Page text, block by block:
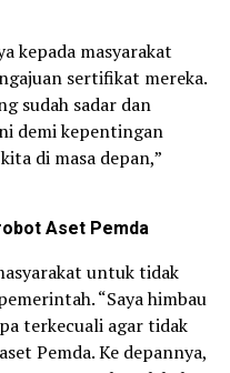
kepada masyarakat
sertifikat mereka.
sudah sadar dan
demi kepentingan
di masa depan,”
Aset Pemda
untuk tidak
“Saya himbau
terkecuali agar tidak
Pemda. Ke depannya,